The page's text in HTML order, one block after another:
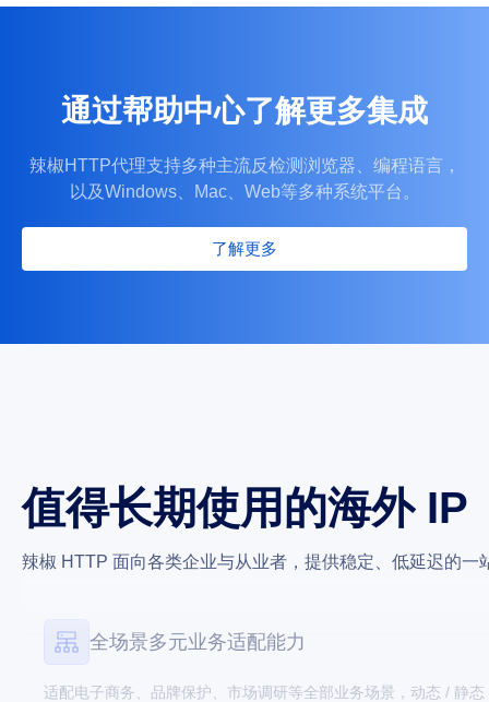
通过帮助中心了解更多集成
辣椒HTTP代理支持多种主流反检测浏览器、编程语言，
以及Windows、Mac、Web等多种系统平台。
了解更多
值得长期使用的海外 IP
辣椒 HTTP 面向各类企业与从业者，提供稳定、低延迟的一
可视化后台操作便捷，可一键筛选地区 IP，自主查看使用数据与
全场景多元业务适配能力
适配电子商务、品牌保护、市场调研等全部业务场景，动态 / 静
同业务并发需求。
可视化后台操作便捷，可一键筛选地区 IP，自主查看使用数据与
全场景多元业务适配能力
适配电子商务、品牌保护、市场调研等全部业务场景，动态 / 静